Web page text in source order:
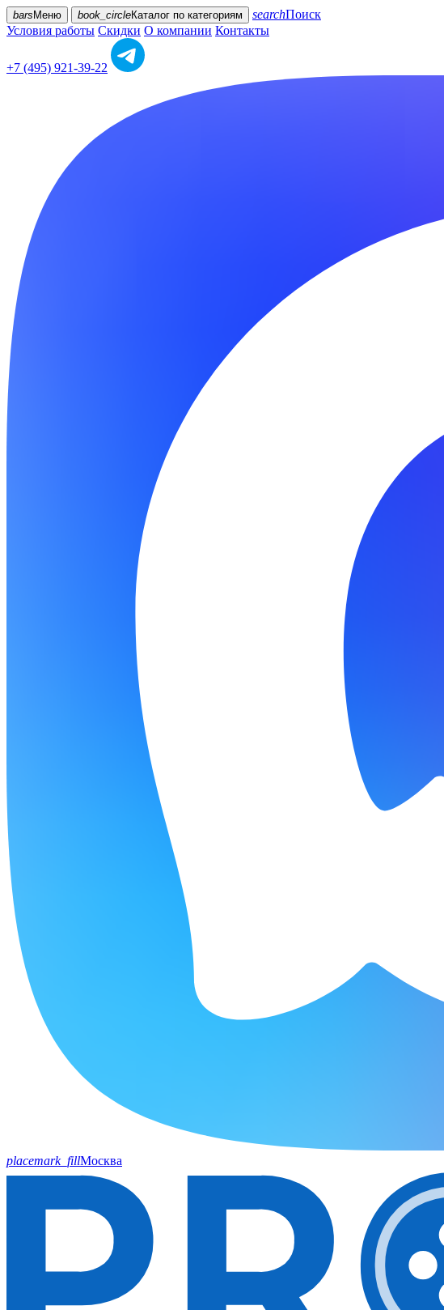
bars Меню book_circleКаталог по категориям searchПоиск
Условия работы Скидки О компании Контакты
+7 (495) 921-39-22
placemark_fillМосква